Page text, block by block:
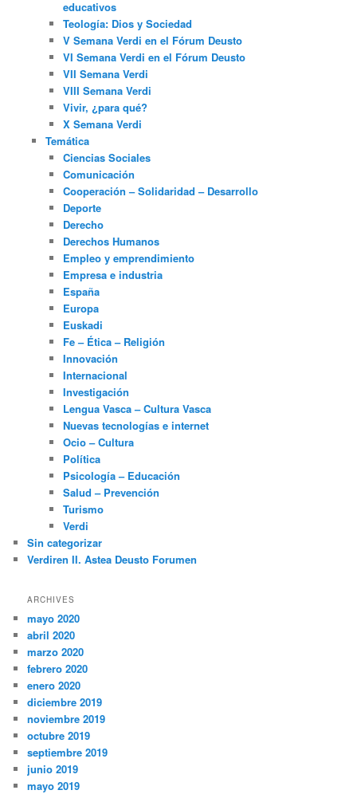
educativos
Teología: Dios y Sociedad
V Semana Verdi en el Fórum Deusto
VI Semana Verdi en el Fórum Deusto
VII Semana Verdi
VIII Semana Verdi
Vivir, ¿para qué?
X Semana Verdi
Temática
Ciencias Sociales
Comunicación
Cooperación – Solidaridad – Desarrollo
Deporte
Derecho
Derechos Humanos
Empleo y emprendimiento
Empresa e industria
España
Europa
Euskadi
Fe – Ética – Religión
Innovación
Internacional
Investigación
Lengua Vasca – Cultura Vasca
Nuevas tecnologías e internet
Ocio – Cultura
Política
Psicología – Educación
Salud – Prevención
Turismo
Verdi
Sin categorizar
Verdiren II. Astea Deusto Forumen
ARCHIVES
mayo 2020
abril 2020
marzo 2020
febrero 2020
enero 2020
diciembre 2019
noviembre 2019
octubre 2019
septiembre 2019
junio 2019
mayo 2019